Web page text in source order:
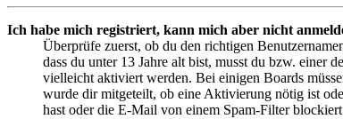
Ich habe mich registriert, kann mich aber nicht
Überprüfe zuerst, ob du den richtigen
dass du unter 13 Jahre alt bist, musst du bzw. einer
vielleicht aktiviert werden. Bei einigen Boards
wurde dir mitgeteilt, ob eine Aktivierung nötig ist
hast oder die E-Mail von einem Spam-Filter